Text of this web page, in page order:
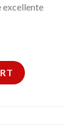
excellente